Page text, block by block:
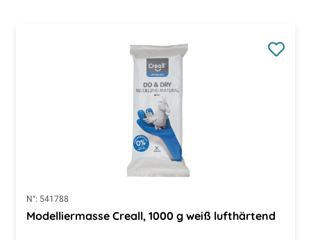
N°: 541788
Modelliermasse Creall, 1000 g weiß lufthärtend